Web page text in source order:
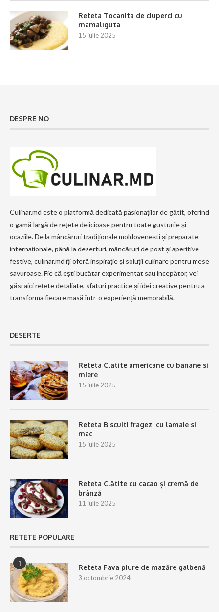
Reteta Tocanita de ciuperci cu
mamaliguta
15 iulie 2025
DESPRE NO
Culinar.md este o platformă dedicată pasionaților de gătit, oferind
o gamă largă de rețete delicioase pentru toate gusturile și
ocaziile. De la mâncăruri tradiționale moldovenești și preparate
internaționale, până la deserturi, mâncăruri de post și aperitive
festive, culinar.md îți oferă inspirație și soluții culinare pentru mese
savuroase. Fie că ești bucătar experimentat sau începător, vei
găsi aici rețete detaliate, sfaturi practice și idei creative pentru a
transforma fiecare masă într-o experiență memorabilă.
DESERTE
Reteta Clatite americane cu banane si
miere
15 iulie 2025
Reteta Biscuiti fragezi cu lamaie si
mac
15 iulie 2025
Reteta Clătite cu cacao și cremă de
brânză
11 iulie 2025
RETETE POPULARE
1
Reteta Fava piure de mazăre galbenă
3 octombrie 2024